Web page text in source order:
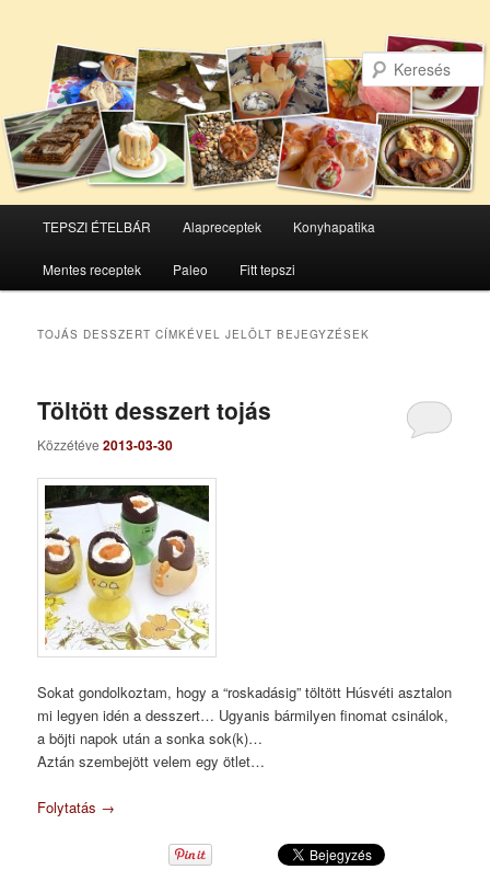
Tovább
az
elsődleges
Tovább
a
másodlagos
TEPSZI ÉTELBÁR Alapreceptek Konyhapatika
Mentes receptek Paleo Fitt tepszi
TOJÁS DESSZERT CÍMKÉVEL JELÖLT BEJEGYZÉSEK
Töltött desszert tojás
Közzétéve2013-03-30
Sokat gondolkoztam, hogy a “roskadásig” töltött Húsvéti asztalon
mi legyen idén a desszert… Ugyanis bármilyen finomat csinálok,
a böjti napok után a sonka sok(k)…
Aztán szembejött velem egy ötlet…
Folytatás →